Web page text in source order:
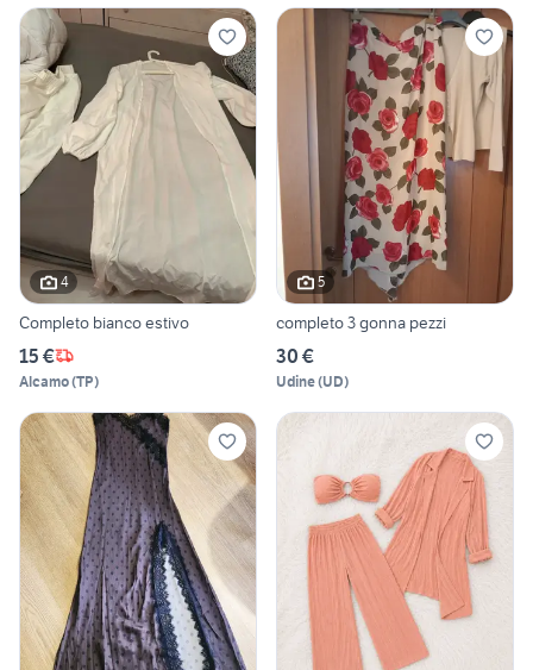
4
Completo bianco estivo
15 €
Alcamo(TP)
5
completo 3 gonna pezzi
30 €
Udine(UD)